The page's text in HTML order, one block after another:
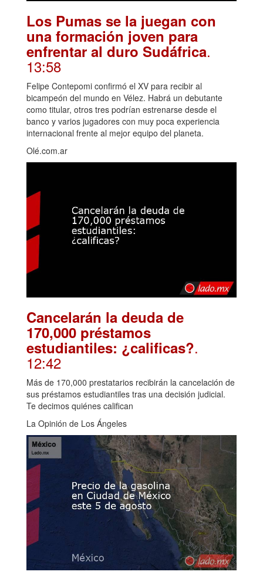
Los Pumas se la juegan con
una formación joven para
enfrentar al duro Sudáfrica.
13:58
Felipe Contepomi confirmó el XV para recibir al
bicampeón del mundo en Vélez. Habrá un debutante
como titular, otros tres podrían estrenarse desde el
banco y varios jugadores con muy poca experiencia
internacional frente al mejor equipo del planeta.
Olé.com.ar
Cancelarán la deuda de
170,000 préstamos
estudiantiles: ¿calificas?.
12:42
Más de 170,000 prestatarios recibirán la cancelación de
sus préstamos estudiantiles tras una decisión judicial.
Te decimos quiénes califican
La Opinión de Los Ángeles